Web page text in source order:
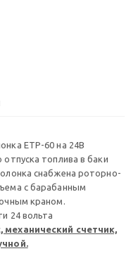
ЕТР-60 на 24В
топлива в баки
снабжена роторно-
с барабанным
краном.
24 вольта
счетчик,